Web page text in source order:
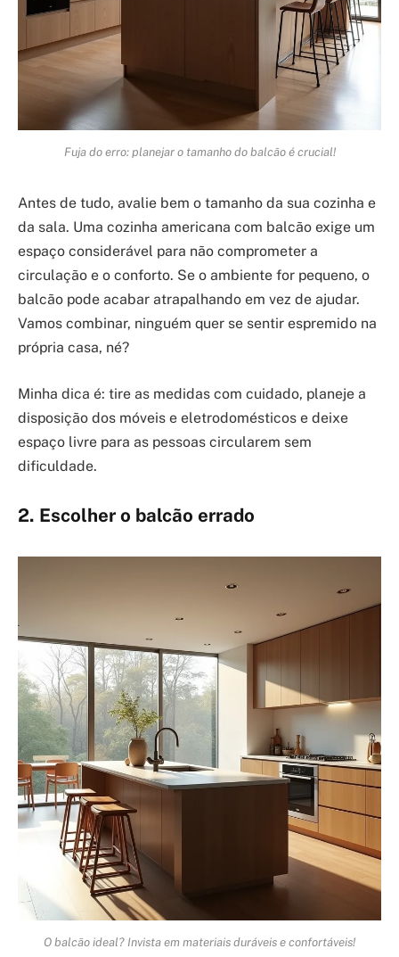
Fuja do erro: planejar o tamanho do balcão é crucial!
Antes de tudo, avalie bem o tamanho da sua cozinha e
da sala. Uma cozinha americana com balcão exige um
espaço considerável para não comprometer a
circulação e o conforto. Se o ambiente for pequeno, o
balcão pode acabar atrapalhando em vez de ajudar.
Vamos combinar, ninguém quer se sentir espremido na
própria casa, né?
Minha dica é: tire as medidas com cuidado, planeje a
disposição dos móveis e eletrodomésticos e deixe
espaço livre para as pessoas circularem sem
dificuldade.
2. Escolher o balcão errado
O balcão ideal? Invista em materiais duráveis e confortáveis!